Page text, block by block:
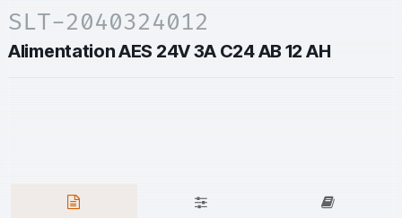
SLT-2040324012
Alimentation AES 24V 3A C24 AB 12 AH